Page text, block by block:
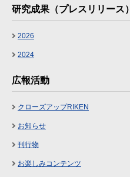
研究成果（プレスリリース）
2026
2024
広報活動
クローズアップRIKEN
お知らせ
刊行物
お楽しみコンテンツ